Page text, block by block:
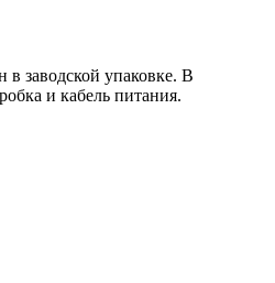
заводской упаковке. В
и кабель питания.